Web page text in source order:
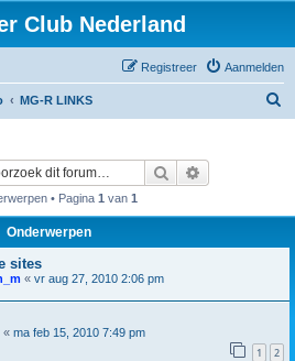
Club Nederland
Aanmelden
Registreer
MG-R LINKS
Zoek
• Pagina 1 van 1
Onderwerpen
sites
« vr aug 27, 2010 2:06 pm
« ma feb 15, 2010 7:49 pm
1 2